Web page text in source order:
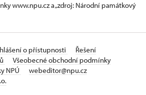
www.npu.cz a „zdroj: Národní památkový
o přístupnosti
Řešení
Všeobecné obchodní podmínky
NPÚ
webeditor@npu.cz